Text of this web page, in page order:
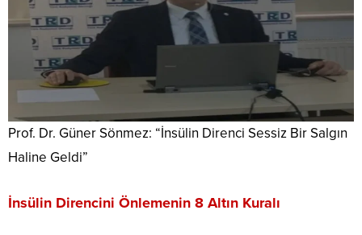
Prof. Dr. Güner Sönmez: “İnsülin Direnci Sessiz Bir Salgın
Haline Geldi”
İnsülin Direncini Önlemenin 8 Altın Kuralı